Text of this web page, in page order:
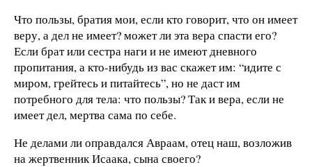
Что пользы, братия мои, если кто говорит, что он имеет
веру, а дел не имеет? может ли эта вера спасти его?
Если брат или сестра наги и не имеют дневного
пропитания, а кто-нибудь из вас скажет им: “идите с
миром, грейтесь и питайтесь”, но не даст им
потребного для тела: что пользы? Так и вера, если не
имеет дел, мертва сама по себе.
Не делами ли оправдался Авраам, отец наш, возложив
на жертвенник Исаака, сына своего?